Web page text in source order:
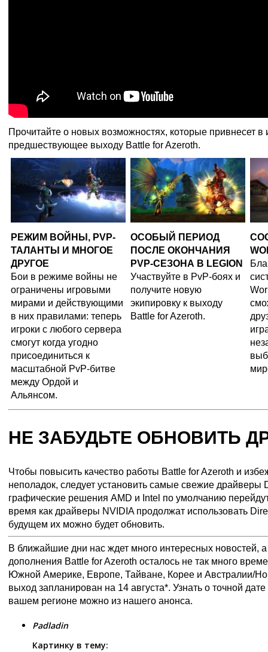
Прочитайте о новых возможностях, которые привнесет в
предшествующее выходу Battle for Azeroth.
РЕЖИМ ВОЙНЫ, PVP-
ТАЛАНТЫ И МНОГОЕ
ДРУГОЕ
Бои в режиме войны не
ограничены игровыми
мирами и действующими
в них правилами: теперь
игроки с любого сервера
смогут когда угодно
присоединиться к
масштабной PvP-битве
между Ордой и
Альянсом.
ОСОБЫЙ ПЕРИОД
ПОСЛЕ ОКОНЧАНИЯ
PVP-СЕЗОНА В LEGION
Участвуйте в PvP-боях и
получите новую
экипировку к выходу
Battle for Azeroth.
НЕ ЗАБУДЬТЕ ОБНОВИТЬ
Чтобы повысить качество работы Battle for Azeroth и
неполадок, следует установить самые свежие драйверы
графические решения AMD и Intel по умолчанию
время как драйверы NVIDIA продолжат использовать
будущем их можно будет обновить.
В ближайшие дни нас ждет много интересных новостей,
дополнения Battle for Azeroth осталось не так много
Южной Америке, Европе, Тайване, Корее и Австралии/
выход запланирован на 14 августа*. Узнать о точной
вашем регионе можно из нашего анонса.
Padladin
Картинку в тему: